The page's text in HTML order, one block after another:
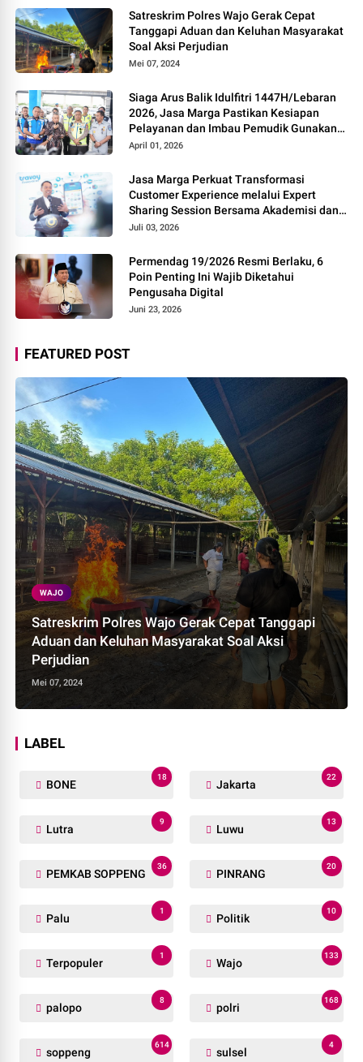
Satreskrim Polres Wajo Gerak Cepat
Tanggapi Aduan dan Keluhan Masyarakat
Soal Aksi Perjudian
Mei 07, 2024
Siaga Arus Balik Idulfitri 1447H/Lebaran
2026, Jasa Marga Pastikan Kesiapan
Pelayanan dan Imbau Pemudik Gunakan
Rest Area Alternatif
April 01, 2026
Jasa Marga Perkuat Transformasi
Customer Experience melalui Expert
Sharing Session Bersama Akademisi dan
Praktisi
Juli 03, 2026
Permendag 19/2026 Resmi Berlaku, 6
Poin Penting Ini Wajib Diketahui
Pengusaha Digital
Juni 23, 2026
FEATURED POST
WAJO
Satreskrim Polres Wajo Gerak Cepat Tanggapi
Aduan dan Keluhan Masyarakat Soal Aksi
Perjudian
Mei 07, 2024
LABEL
BONE
18
Jakarta
22
Lutra
9
Luwu
13
PEMKAB SOPPENG
36
PINRANG
20
Palu
1
Politik
10
Terpopuler
1
Wajo
133
palopo
8
polri
168
soppeng
614
sulsel
4